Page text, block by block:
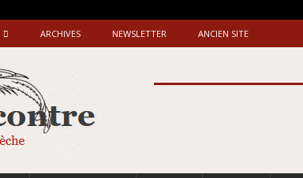
ARCHIVES NEWSLETTER ANCIEN SITE